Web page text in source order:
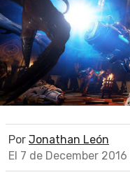
Por Jonathan León
El 7 de December 2016